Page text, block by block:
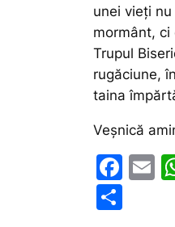
unei vieți
mormânt, ci
Trupul
rugăciune,
taina
Veșnică
F
E